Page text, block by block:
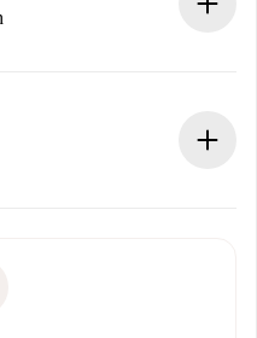
muss, entstehen keine